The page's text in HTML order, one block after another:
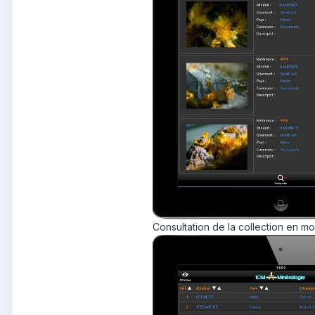
Consultation de la collection en